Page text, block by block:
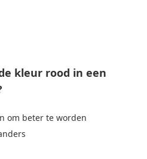
kleur rood in een
om beter te worden